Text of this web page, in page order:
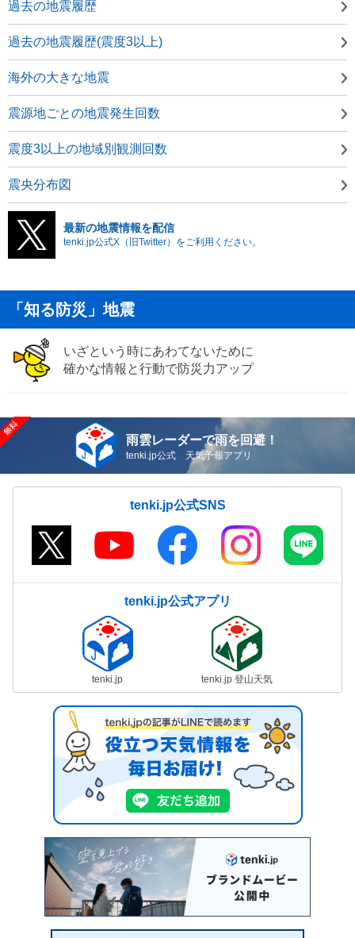
過去の地震履歴
過去の地震履歴(震度3以上)
海外の大きな地震
震源地ごとの地震発生回数
震度3以上の地域別観測回数
震央分布図
最新の地震情報を配信
tenki.jp公式X（旧Twitter）をご利用ください。
「知る防災」地震
いざという時にあわてないために
確かな情報と行動で防災力アップ
雨雲レーダーで雨を回避！
tenki.jp公式 天気予報アプリ
tenki.jp公式SNS
tenki.jp公式アプリ
tenki.jp tenki.jp 登山天気